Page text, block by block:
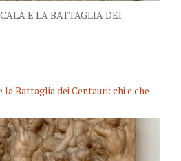
E LA BATTAGLIA DEI
la Battaglia dei Centauri: chi e che